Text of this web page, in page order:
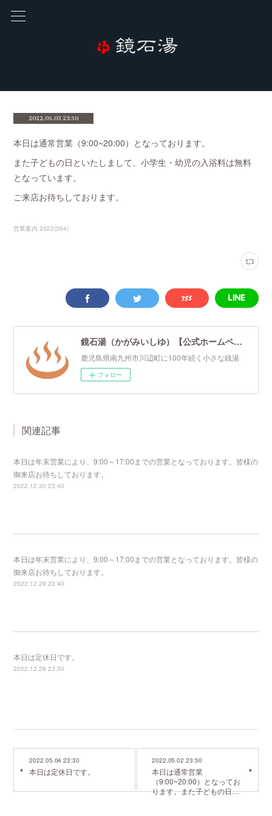
2022.05.03 23:50
本日は通常営業（9:00~20:00）となっております。
また子どもの日といたしまして、小学生・幼児の入浴料は無料
となっています。
ご来店お待ちしております。
営業案内 2022(304)
鏡石湯（かがみいしゆ）【公式ホームページ】
鹿児島県南九州市川辺町に100年続く小さな銭湯
フォロー
関連記事
本日は年末営業により、9:00～17:00までの営業となっております。皆様の
御来店お待ちしております。
2022.12.30 23:40
本日は年末営業により、9:00～17:00までの営業となっております。皆様の
御来店お待ちしております。
2022.12.29 23:40
本日は定休日です。
2022.12.28 23:30
2022.05.04 23:30
本日は定休日です。
2022.05.02 23:50
本日は通常営業
（9:00~20:00）となってお
ります。また子どもの日…